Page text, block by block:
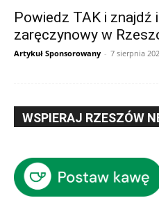
Powiedz TAK i znajdź
zaręczynowy w
Artykuł Sponsorowany - 7 sierpnia
WSPIERAJ RZESZÓW